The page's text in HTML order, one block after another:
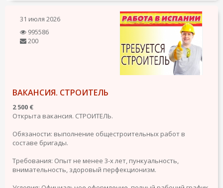
31 июля 2026
995586
200
ВАКАНСИЯ. СТРОИТЕЛЬ
2 500 €
Открыта вакансия. СТРОИТЕЛЬ.
Обязаности: выполнение общестроительных работ в
составе бригады.
Требования: Опыт не менее 3-х лет, пункуальность,
внимательность, здоровый перфекционизм.